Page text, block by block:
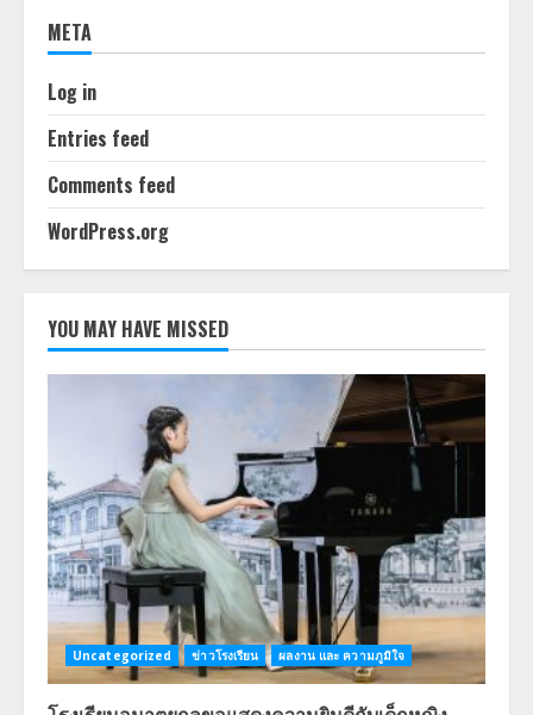
META
Log in
Entries feed
Comments feed
WordPress.org
YOU MAY HAVE MISSED
Uncategorized ข่าวโรงเรียน ผลงาน และ ความภูมิใจ